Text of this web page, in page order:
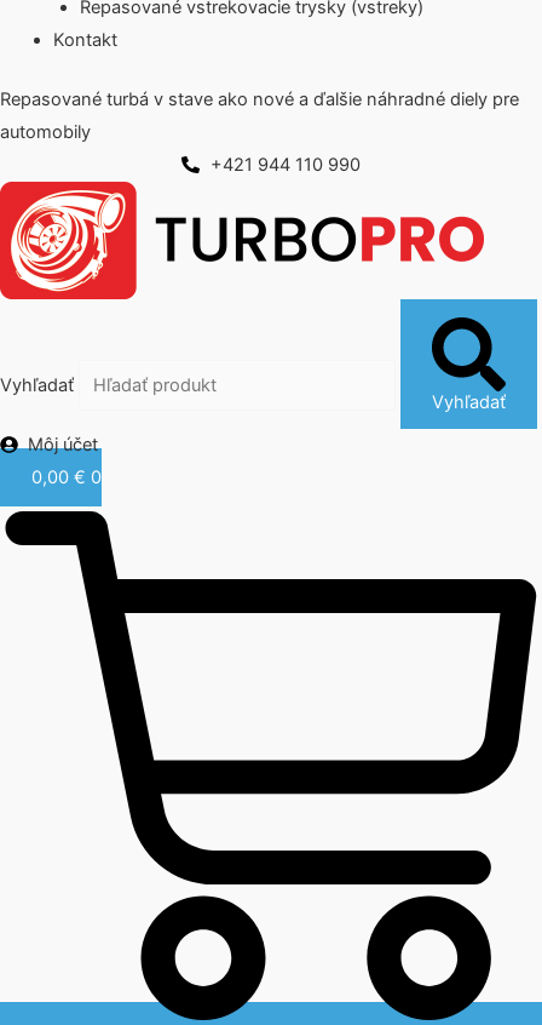
Repasované vstrekovacie trysky (vstreky)
Kontakt
Repasované turbá v stave ako nové a ďalšie náhradné diely pre
automobily
+421 944 110 990
Vyhľadať
Vyhľadať
Môj účet
0,00 € 0